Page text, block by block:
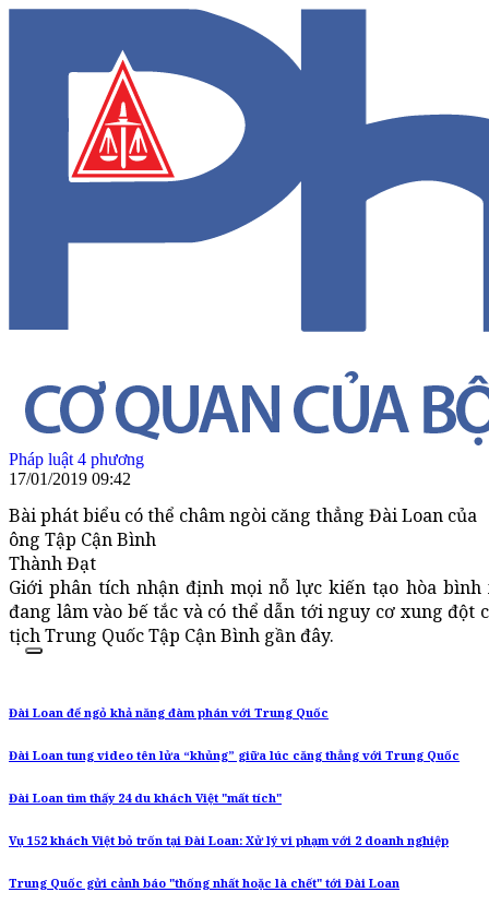
Pháp luật 4 phương
17/01/2019 09:42
Bài phát biểu có thể châm ngòi căng thẳng Đài Loan của
ông Tập Cận Bình
Thành Đạt
Giới phân tích nhận định mọi nỗ lực kiến tạo hòa
đang lâm vào bế tắc và có thể dẫn tới nguy cơ xung đột
tịch Trung Quốc Tập Cận Bình gần đây.
Đài Loan để ngỏ khả năng đàm phán với Trung Quốc
Đài Loan tung video tên lửa “khủng” giữa lúc căng thẳng với Trung Quốc
Đài Loan tìm thấy 24 du khách Việt "mất tích"
Vụ 152 khách Việt bỏ trốn tại Đài Loan: Xử lý vi phạm với 2 doanh nghiệp
Trung Quốc gửi cảnh báo "thống nhất hoặc là chết" tới Đài Loan